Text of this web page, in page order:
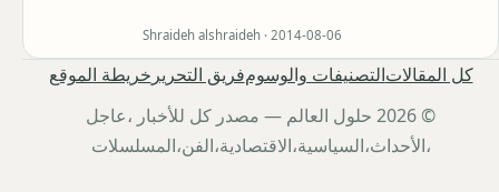
Shraideh alshraideh · 2014-08-06
كل المقالاتالتصنيفات والوسومفريق التحرير خريطة الموقع
© 2026 حلول العالم — مصدر كل للأخبار ،عاجل
،الأحداث،السياسية،الاقتصادية،الفن،المسلسلات